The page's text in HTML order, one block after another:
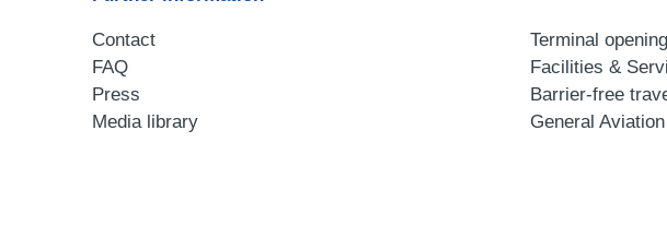
Contact
FAQ
Press
Media library
Terminal
Facilities &
Barrier-free
General Aviation